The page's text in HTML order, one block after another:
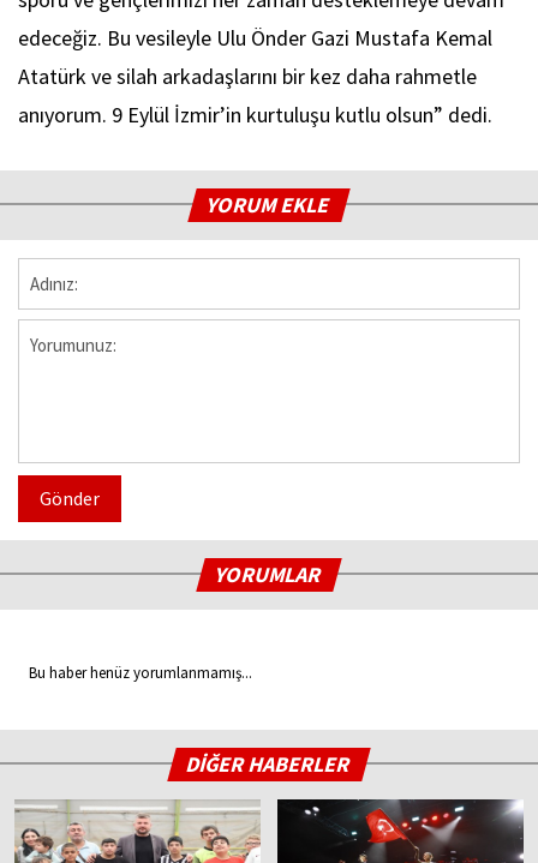
edeceğiz. Bu vesileyle Ulu Önder Gazi Mustafa Kemal
Atatürk ve silah arkadaşlarını bir kez daha rahmetle
anıyorum. 9 Eylül İzmir’in kurtuluşu kutlu olsun” dedi.
YORUM EKLE
Gönder
YORUMLAR
Bu haber henüz yorumlanmamış...
DİĞER HABERLER